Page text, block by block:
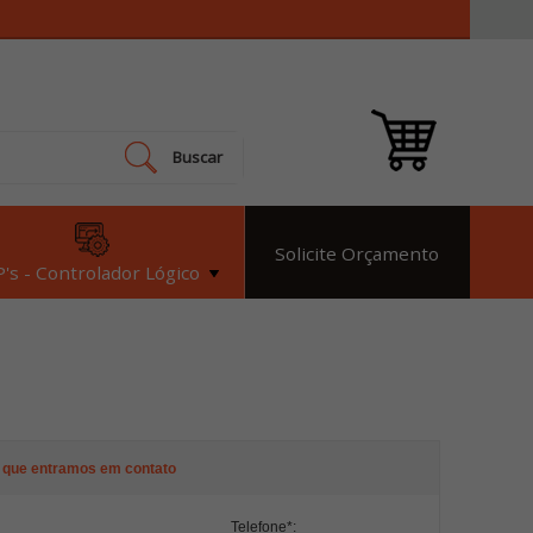
Buscar
- Controlador Lógico
Solicite Orçamento
entramos em contato
Telefone*: